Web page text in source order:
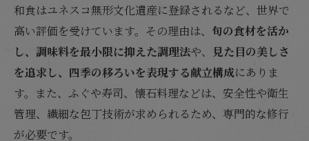
和食はユネスコ無形文化遺産に登録されるなど、世界で
高い評価を受けています。その理由は、 旬の食材を活か
し、調味料を最小限に抑えた調理法や、
見た目の美しさ
を追求し、四季の移ろいを表現する献立構成にありま
す。また、ふぐや寿司、懐石料理などは、安全性や衛生
管理、繊細な包丁技術が求められるため、専門的な修行
が必要です。